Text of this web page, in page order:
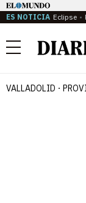
ES NOTICIA Eclipse
Menú
VALLADOLID